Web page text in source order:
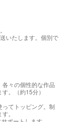
いたします。個別で
々の個性的な作品
。（約15分）
てトッピング。制
。